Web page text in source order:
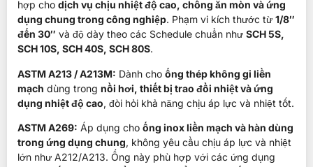
hợp cho dịch vụ chịu nhiệt độ cao, chống ăn mòn và ứng
dụng chung trong công nghiệp. Phạm vi kích thước từ 1/8″
đến 30″ và độ dày theo các Schedule chuẩn như SCH 5S,
SCH 10S, SCH 40S, SCH 80S.
ASTM A213 / A213M: Dành cho ống thép không gỉ liền
mạch dùng trong nồi hơi, thiết bị trao đổi nhiệt và ứng
dụng nhiệt độ cao, đòi hỏi khả năng chịu áp lực và nhiệt tốt.
ASTM A269: Áp dụng cho ống inox liền mạch và hàn dùng
trong ứng dụng chung, không yêu cầu chịu áp lực và nhiệt
lớn như A212/A213. Ống này phù hợp với các ứng dụng